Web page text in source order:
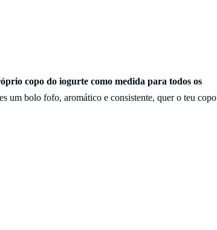
copo do iogurte como medida para todos os
um bolo fofo, aromático e consistente, quer o teu copo